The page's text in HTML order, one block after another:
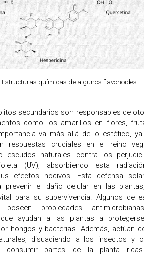
Estructuras químicas de algunos flavonoides.
secundarios son responsables de
como los amarillos en flores,
va más allá de lo estético, ya
respuestas cruciales en el reino
escudos naturales contra los
(UV), absorbiendo esta
efectos nocivos. Esta defensa
prevenir el daño celular en las
para su supervivencia. Algunos de
poseen propiedades
que ayudan a las plantas a
hongos y bacterias. Además, actúan
disuadiendo a los insectos y
consumir partes de la planta